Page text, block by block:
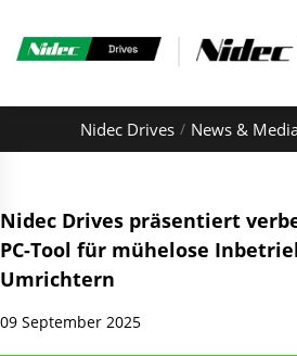
Nidec Drives News &
Nidec Drives präsentiert
PC-Tool für mühelose
Umrichtern
09 September 2025